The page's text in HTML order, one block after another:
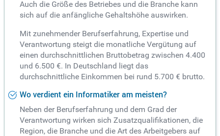
Auch die Größe des Betriebes und die Branche kann
sich auf die anfängliche Gehaltshöhe auswirken.
Mit zunehmender Berufserfahrung, Expertise und
Verantwortung steigt die monatliche Vergütung auf
einen durchschnittlichen Bruttobetrag zwischen 4.400
und 6.500 €. In Deutschland liegt das
durchschnittliche Einkommen bei rund 5.700 € brutto.
Wo verdient ein Informatiker am meisten?
Neben der Berufserfahrung und dem Grad der
Verantwortung wirken sich Zusatzqualifikationen, die
Region, die Branche und die Art des Arbeitgebers auf